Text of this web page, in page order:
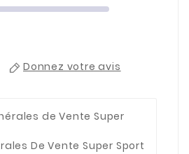
Donnez votre avis
De Vente Super Sport